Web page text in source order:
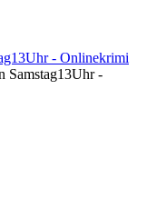
- Onlinekrimi
Samstag13Uhr -